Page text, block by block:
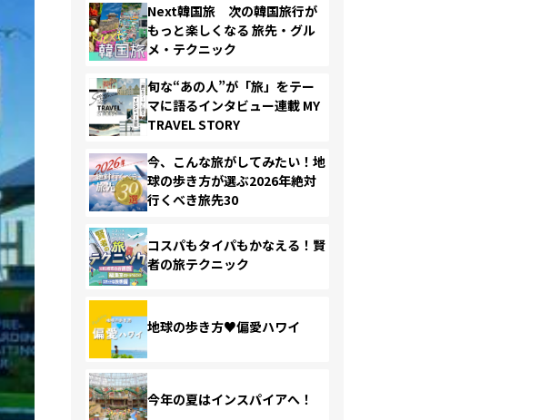
Next韓国旅 次の韓国旅行が
もっと楽しくなる 旅先・グル
メ・テクニック
旬な“あの人”が「旅」をテー
マに語るインタビュー連載 MY
TRAVEL STORY
今、こんな旅がしてみたい！地
球の歩き方が選ぶ2026年絶対
行くべき旅先30
コスパもタイパもかなえる！賢
者の旅テクニック
地球の歩き方♥偏愛ハワイ
今年の夏はインスパイアへ！